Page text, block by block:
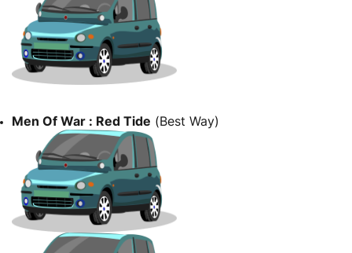
Men Of War : Red Tide (Best Way)